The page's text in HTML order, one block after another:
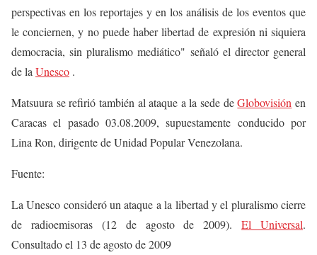
perspectivas en los reportajes y en los análisis de los eventos que
le conciernen, y no puede haber libertad de expresión ni siquiera
democracia, sin pluralismo mediático" señaló el director general
de la Unesco .
Matsuura se refirió también al ataque a la sede deGlobovisión en
Caracas el pasado 03.08.2009, supuestamente conducido por
Lina Ron, dirigente de Unidad Popular Venezolana.
Fuente:
La Unesco consideró un ataque a la libertad y el pluralismo cierre
de radioemisoras (12 de agosto de 2009).El Universal.
Consultado el 13 de agosto de 2009